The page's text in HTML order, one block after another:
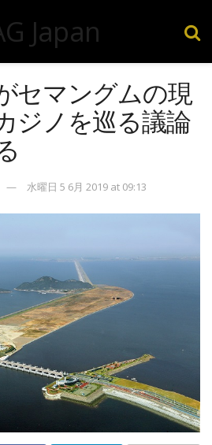
セマングムの現
ジノを巡る議論
水曜日 5 6月 2019 at 09:13